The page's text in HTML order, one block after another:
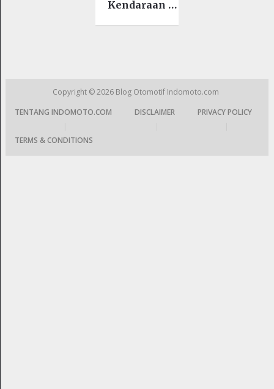
Kendaraan …
Copyright © 2026 Blog Otomotif Indomoto.com
TENTANG INDOMOTO.COM
DISCLAIMER
PRIVACY POLICY
TERMS & CONDITIONS